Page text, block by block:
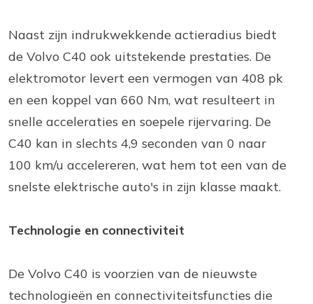
Naast zijn indrukwekkende actieradius biedt
de Volvo C40 ook uitstekende prestaties. De
elektromotor levert een vermogen van 408 pk
en een koppel van 660 Nm, wat resulteert in
snelle acceleraties en soepele rijervaring. De
C40 kan in slechts 4,9 seconden van 0 naar
100 km/u accelereren, wat hem tot een van de
snelste elektrische auto's in zijn klasse maakt.
Technologie en connectiviteit
De Volvo C40 is voorzien van de nieuwste
technologieën en connectiviteitsfuncties die